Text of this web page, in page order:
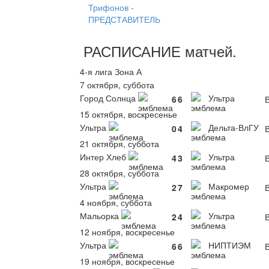
Трифонов -
ПРЕДСТАВИТЕЛЬ
РАСПИСАНИЕ матчей.
4-я лига Зона А
7 октября, суббота
Город Солнца
66 Ультра
15 октября, воскресенье
Ультра
04 Дельта-ВлГУ
21 октября, суббота
Интер Хлеб
43 Ультра
28 октября, суббота
Ультра
27 Макромер
4 ноября, суббота
Мальорка
24 Ультра
12 ноября, воскресенье
Ультра
66 НИПТИЭМ
19 ноября, воскресенье